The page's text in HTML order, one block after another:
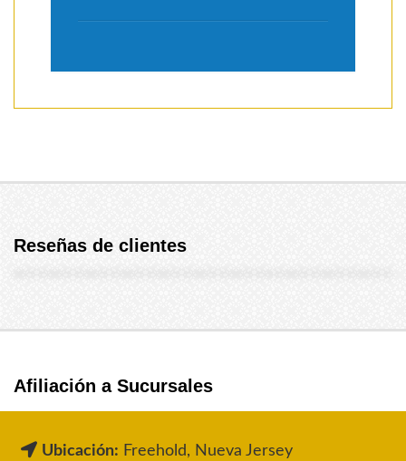
Reseñas de clientes
Afiliación a Sucursales
Ubicación: Freehold, Nueva Jersey